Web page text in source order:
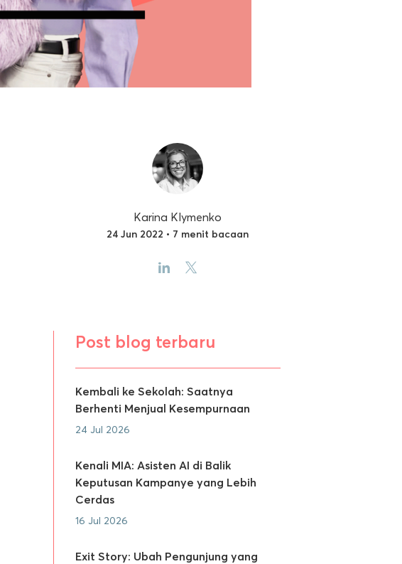
Karina Klymenko
24 Jun 2022 • 7 menit bacaan
Post blog terbaru
Kembali ke Sekolah: Saatnya
Berhenti Menjual Kesempurnaan
24 Jul 2026
Kenali MIA: Asisten AI di Balik
Keputusan Kampanye yang Lebih
Cerdas
16 Jul 2026
Exit Story: Ubah Pengunjung yang